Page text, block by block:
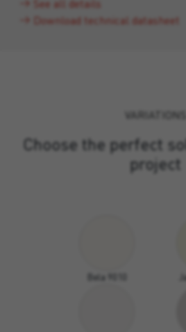
See all details
Download technical datasheet
VARIATIONS
Choose the perfect
project
Bela 9010